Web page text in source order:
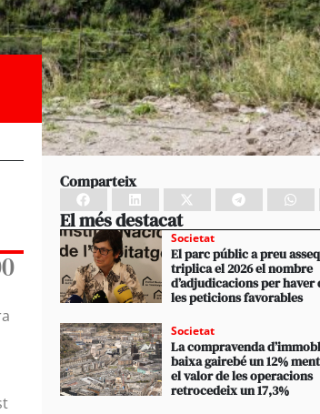
Comparteix
El més destacat
Societat
El parc públic a preu
triplica el 2026 el nombre
d’adjudicacions per
les peticions favorables
Societat
La compravenda
baixa gairebé un 12%
el valor de les operacions
retrocedeix un 17,3%